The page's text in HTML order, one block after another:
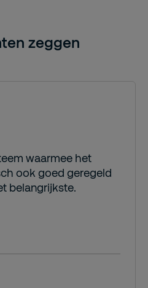
zeggen
waarmee het
ook goed geregeld
belangrijkste.